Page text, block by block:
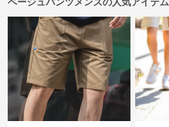
ベージュパンツメンズの人気アイテム